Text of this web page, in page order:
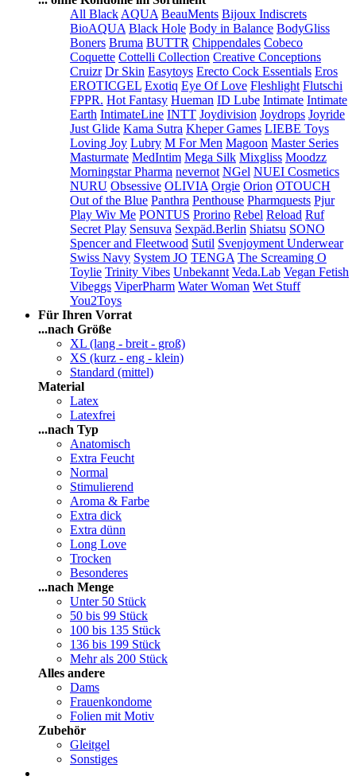
All Black AQUA BeauMents Bijoux Indiscrets
BioAQUA Black Hole Body in Balance BodyGliss
Boners Bruma BUTTR Chippendales Cobeco
Coquette Cottelli Collection Creative Conceptions
Cruizr Dr Skin Easytoys Erecto Cock Essentials Eros
EROTICGEL Exotiq Eye Of Love Fleshlight Flutschi
FPPR. Hot Fantasy Hueman ID Lube Intimate Intimate
Earth IntimateLine INTT Joydivision Joydrops Joyride
Just Glide Kama Sutra Kheper Games LIEBE Toys
Loving Joy Lubry M For Men Magoon Master Series
Masturmate MedIntim Mega Silk Mixgliss Moodzz
Morningstar Pharma nevernot NGel NUEI Cosmetics
NURU Obsessive OLIVIA Orgie Orion OTOUCH
Out of the Blue Panthra Penthouse Pharmquests Pjur
Play Wiv Me PONTUS Prorino Rebel Reload Ruf
Secret Play Sensuva Sexpäd.Berlin Shiatsu SONO
Spencer and Fleetwood Sutil Svenjoyment Underwear
Swiss Navy System JO TENGA The Screaming O
Toylie Trinity Vibes Unbekannt Veda.Lab Vegan Fetish
Vibeggs ViperPharm Water Woman Wet Stuff
You2Toys
Für Ihren Vorrat
...nach Größe
XL (lang - breit - groß)
XS (kurz - eng - klein)
Standard (mittel)
Material
Latex
Latexfrei
...nach Typ
Anatomisch
Extra Feucht
Normal
Stimulierend
Aroma & Farbe
Extra dick
Extra dünn
Long Love
Trocken
Besonderes
...nach Menge
Unter 50 Stück
50 bis 99 Stück
100 bis 135 Stück
136 bis 199 Stück
Mehr als 200 Stück
Alles andere
Dams
Frauenkondome
Folien mit Motiv
Zubehör
Gleitgel
Sonstiges